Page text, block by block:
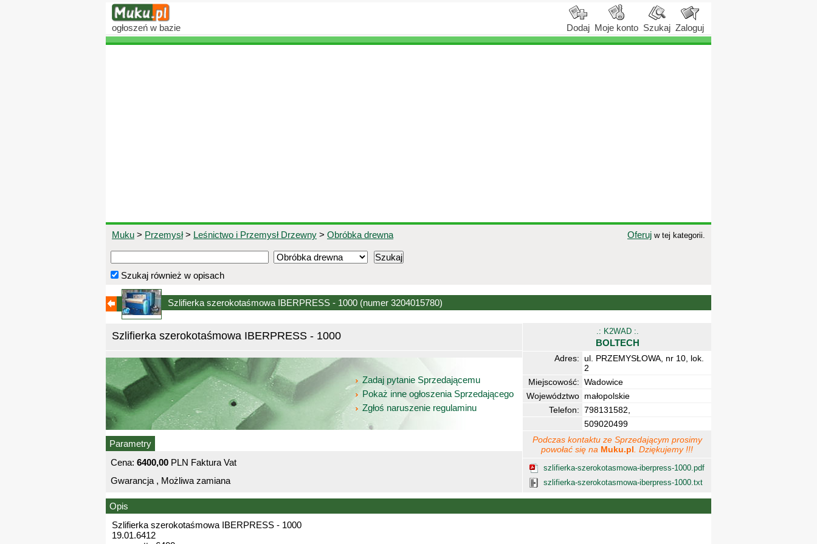
ogłoszeń w bazie Dodaj Moje konto Szukaj Zaloguj
Muku > Przemysł> Leśnictwo i Przemysł Drzewny > Obróbka drewna Oferuj w tej kategorii.
Szukaj również w opisach
Szlifierka szerokotaśmowa IBERPRESS - 1000 (numer 3204015780)
Szlifierka szerokotaśmowa IBERPRESS - 1000
Zadaj pytanie Sprzedającemu
Pokaż inne ogłoszenia Sprzedającego
Zgłoś naruszenie regulaminu
Parametry
Cena: 6400,00 PLN Faktura Vat
Gwarancja , Możliwa zamiana
.: K2WAD :.
BOLTECH
Adres: ul. PRZEMYSŁOWA, nr 10, lok.
2
Miejscowość: Wadowice
Województwo małopolskie
Telefon: 798131582,
509020499
Podczas kontaktu ze Sprzedającym prosimy
powołać się na Muku.pl . Dziękujemy !!!
szlifierka-szerokotasmowa-iberpress-1000.pdf
szlifierka-szerokotasmowa-iberpress-1000.txt
Opis
Szlifierka szerokotaśmowa IBERPRESS - 1000
19.01.6412